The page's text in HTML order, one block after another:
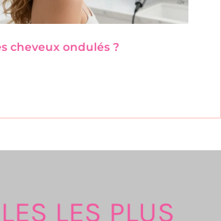
cheveux ondulés ?
LES PLUS